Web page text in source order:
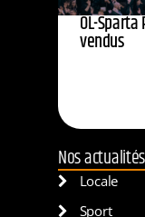
OL-
vendus
Nos actualités
Locale
Sport